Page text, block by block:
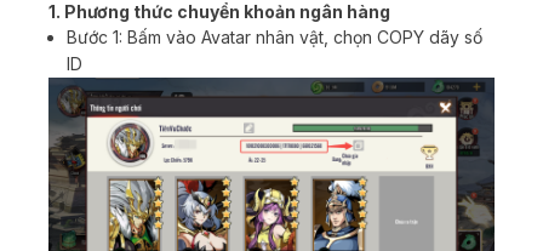
1. Phương thức chuyển khoản ngân hàng
Bước 1: Bấm vào Avatar nhân vật, chọn COPY dãy số
ID